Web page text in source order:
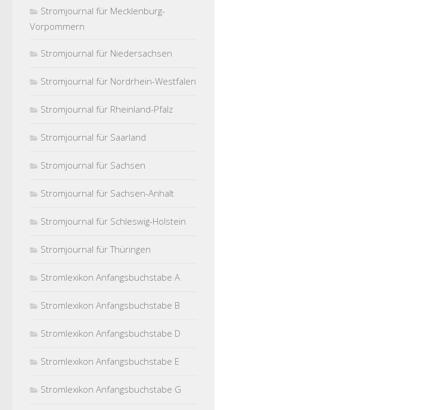
Stromjournal für Mecklenburg-
Vorpommern
Stromjournal für Niedersachsen
Stromjournal für Nordrhein-Westfalen
Stromjournal für Rheinland-Pfalz
Stromjournal für Saarland
Stromjournal für Sachsen
Stromjournal für Sachsen-Anhalt
Stromjournal für Schleswig-Holstein
Stromjournal für Thüringen
Stromlexikon Anfangsbuchstabe A
Stromlexikon Anfangsbuchstabe B
Stromlexikon Anfangsbuchstabe D
Stromlexikon Anfangsbuchstabe E
Stromlexikon Anfangsbuchstabe G